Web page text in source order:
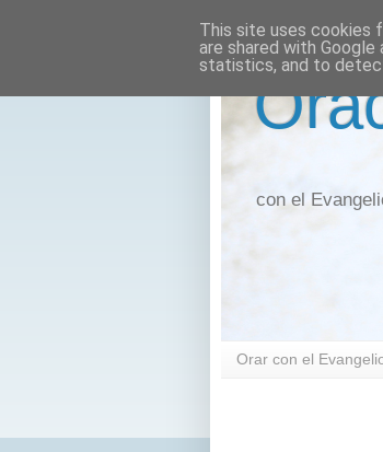
con el
Orar con el
This site uses cookies
are shared with
statistics, and to